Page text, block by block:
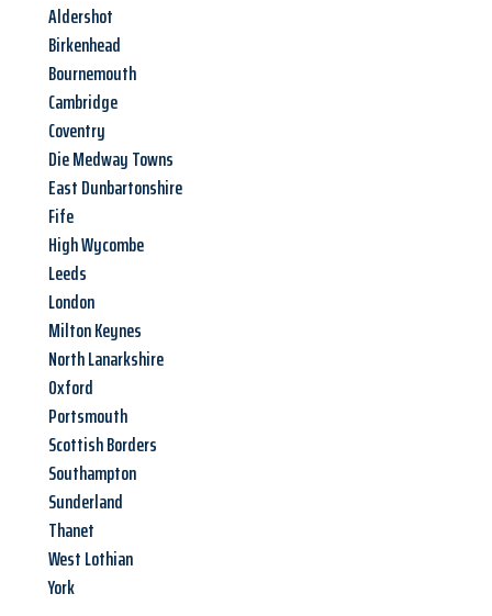
Aldershot
Birkenhead
Bournemouth
Cambridge
Coventry
Die Medway Towns
East Dunbartonshire
Fife
High Wycombe
Leeds
London
Milton Keynes
North Lanarkshire
Oxford
Portsmouth
Scottish Borders
Southampton
Sunderland
Thanet
West Lothian
York